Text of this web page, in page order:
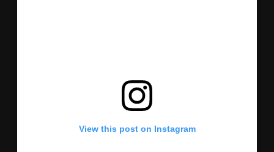
View this post on Instagram